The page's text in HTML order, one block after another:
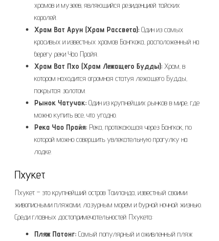
храмов и музеев‚ являющийся резиденцией тайских
королей.
Храм Ват Арун (Храм Рассвета): Один из самых
красивых и известных храмов Бангкока‚ расположенный на
берегу реки Чао Прайя.
Храм Ват Пхо (Храм Лежащего Будды): Храм‚ в
котором находится огромная статуя лежащего Будды‚
покрытая золотом.
Рынок Чатучак: Один из крупнейших рынков в мире‚ где
можно купить все‚ что угодно.
Река Чао Прайя: Река‚ протекающая через Бангкок‚ по
которой можно совершить увлекательную прогулку на
лодке.
Пхукет
Пхукет – это крупнейший остров Таиланда‚ известный своими
живописными пляжами‚ лазурным морем и бурной ночной жизнью.
Среди главных достопримечательностей Пхукета:
Пляж Патонг: Самый популярный и оживленный пляж